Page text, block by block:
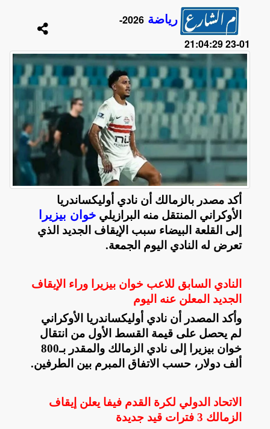
رياضة
2026-
01-23 21:04:29
أكد مصدر بالزمالك أن نادي أوليكساندريا
الأوكراني المنتقل منه البرازيليخوان بيزيرا
إلى القلعة البيضاء سبب الإيقاف الجديد الذي
تعرض له النادي اليوم الجمعة.
النادي السابق للاعب خوان بيزيرا وراء الإيقاف
الجديد المعلن عنه اليوم
وأكد المصدر أن نادي أوليكساندريا الأوكراني
لم يحصل على قيمة القسط الأول من انتقال
خوان بيزيرا إلى نادي الزمالك والمقدر بـ800
ألف دولار، حسب الاتفاق المبرم بين الطرفين.
الاتحاد الدولي لكرة القدم فيفا يعلن إيقاف
الزمالك 3 فترات قيد جديدة